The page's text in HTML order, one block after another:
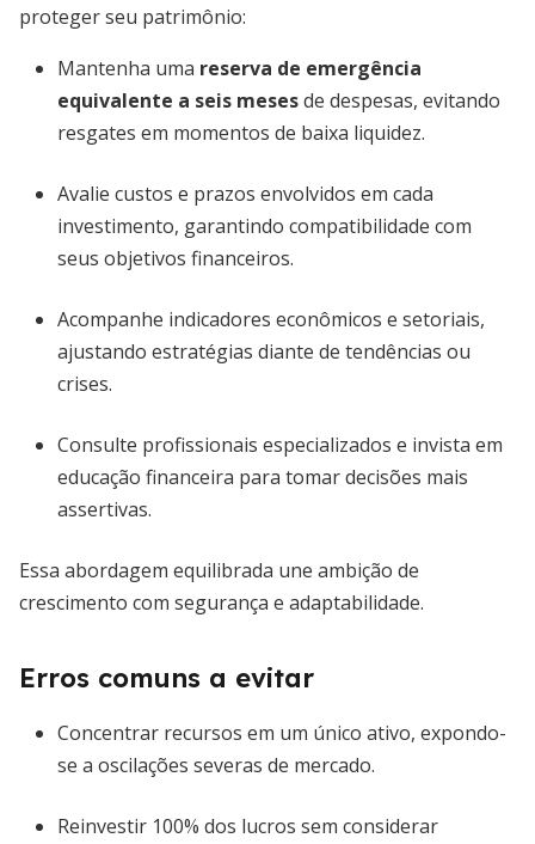
proteger seu patrimônio:
Mantenha uma reserva de emergência
equivalente a seis mesesde despesas, evitando
resgates em momentos de baixa liquidez.
Avalie custos e prazos envolvidos em cada
investimento, garantindo compatibilidade com
seus objetivos financeiros.
Acompanhe indicadores econômicos e setoriais,
ajustando estratégias diante de tendências ou
crises.
Consulte profissionais especializados e invista em
educação financeira para tomar decisões mais
assertivas.
Essa abordagem equilibrada une ambição de
crescimento com segurança e adaptabilidade.
Erros comuns a evitar
Concentrar recursos em um único ativo, expondo-
se a oscilações severas de mercado.
Reinvestir 100% dos lucros sem considerar